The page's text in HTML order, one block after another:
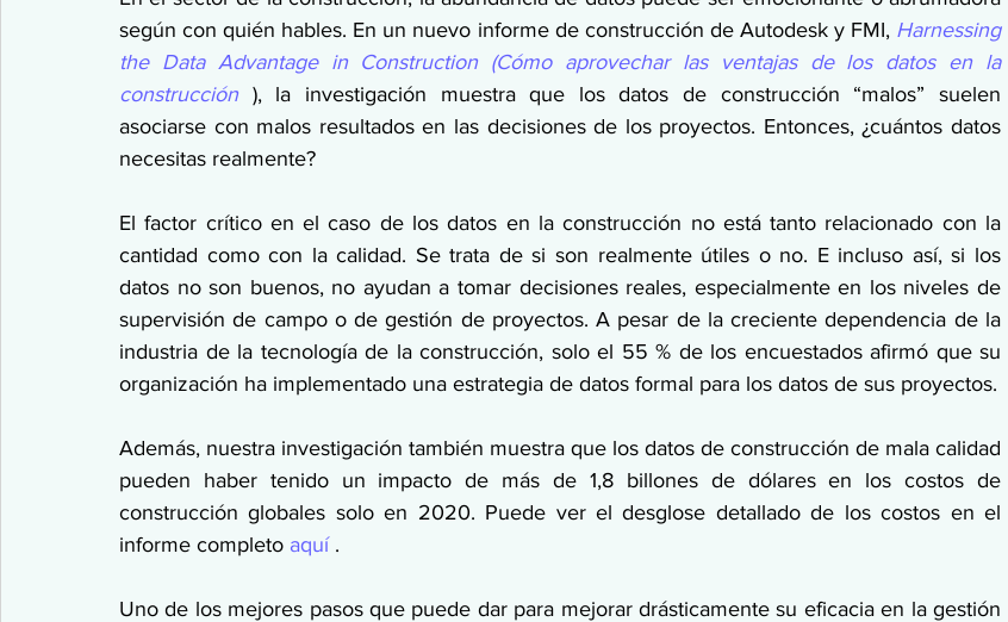
según con quién hables. En un nuevo informe de construcción de Autodesk y FMI, Harnessing
the Data Advantage in Construction (Cómo aprovechar las ventajas de los datos en la
construcción ), la investigación muestra que los datos de construcción “malos” suelen
asociarse con malos resultados en las decisiones de los proyectos. Entonces, ¿cuántos datos
necesitas realmente?
El factor crítico en el caso de los datos en la construcción no está tanto relacionado con la
cantidad como con la calidad. Se trata de si son realmente útiles o no. E incluso así, si los
datos no son buenos, no ayudan a tomar decisiones reales, especialmente en los niveles de
supervisión de campo o de gestión de proyectos. A pesar de la creciente dependencia de la
industria de la tecnología de la construcción, solo el 55 % de los encuestados afirmó que su
organización ha implementado una estrategia de datos formal para los datos de sus proyectos.
Además, nuestra investigación también muestra que los datos de construcción de mala calidad
pueden haber tenido un impacto de más de 1,8 billones de dólares en los costos de
construcción globales solo en 2020. Puede ver el desglose detallado de los costos en el
informe completo aquí .
Uno de los mejores pasos que puede dar para mejorar drásticamente su eficacia en la gestión